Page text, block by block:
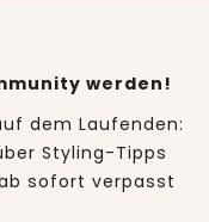
werden!
dem Laufenden:
Styling-Tipps
sofort verpasst